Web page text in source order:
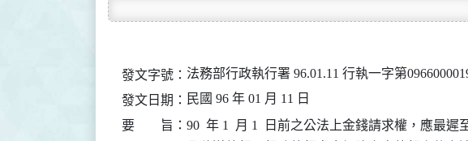
發文字號： 法務部行政執行署 96.01.11 行執一字第
發文日期： 民國 96 年 01 月 11 日
要 旨： 90  年 1  月 1  日前之公法上金錢請求權，應最遲